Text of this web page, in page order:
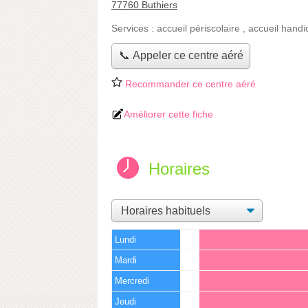
77760 Buthiers
Services : accueil périscolaire accueil
📞 Appeler ce centre aéré
Recommander ce centre aéré
Améliorer cette fiche
Horaires
Lundi
Mardi
Mercredi
Jeudi